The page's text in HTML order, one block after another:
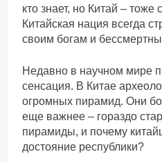
кто знает, но Китай – тоже
Китайская нация всегда
своим богам и
Недавно в научном мире
сенсация. В Китае
огромных пирамид. Они
еще важнее – гораздо
пирамиды, и почему
достояние республики?